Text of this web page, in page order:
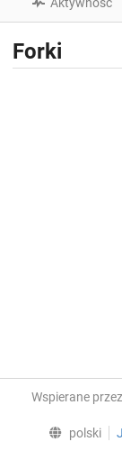
Aktywność
Forki
Wspierane
polski